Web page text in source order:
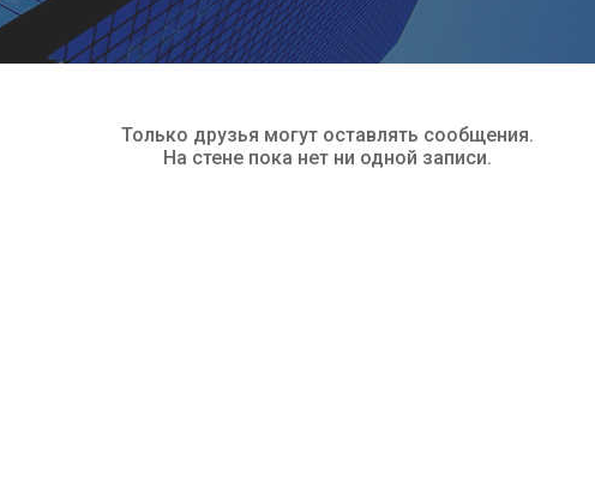
Только друзья могут оставлять сообщения.
На стене пока нет ни одной записи.